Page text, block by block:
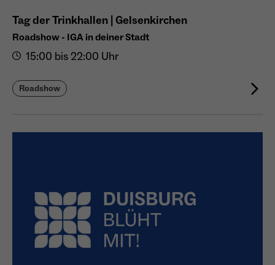
Laufzeit 4 Monate
Zweck
- Wiedererkennung von Nutzern zwischen
Tag der Trinkhallen | Gelsenkirchen
Roadshow - IGA in deiner Stadt
15:00 bis 22:00 Uhr
Roadshow